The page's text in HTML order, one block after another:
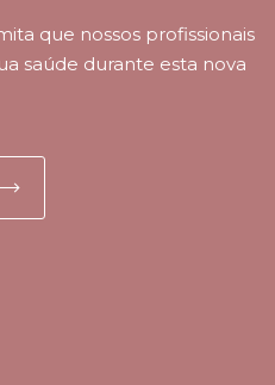
que nossos profissionais
saúde durante esta nova